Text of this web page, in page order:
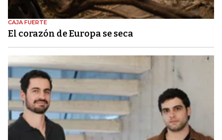
CAJA FUERTE
El corazón de Europa se seca